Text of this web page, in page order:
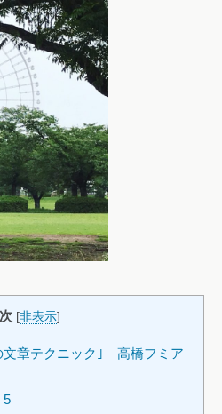
[非表示]
文章テクニック｣ 高橋フミア
5